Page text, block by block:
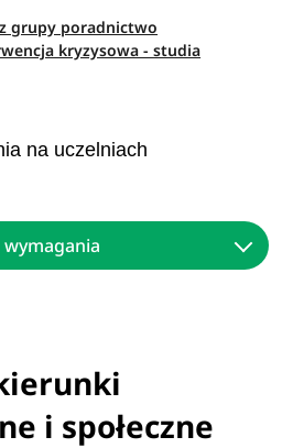
grupy poradnictwo
kryzysowa - studia
na uczelniach
wymagania
i społeczne